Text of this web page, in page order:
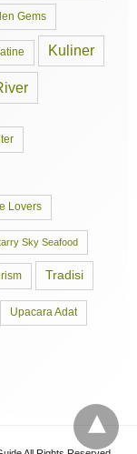
Gems
Kuliner
Lovers
Sky Seafood
Tradisi
Upacara Adat